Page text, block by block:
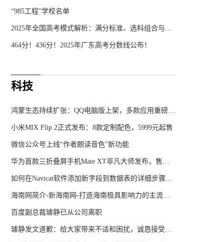
“985工程”学校名单
2025年全国高考模式解析：满分标准、选科组合与省份分布
464分！436分！2025年广东高考分数线公布！
科技
鸿蒙生态持续扩张：QQ电脑版上架，多款应用重磅更新
小米MIX Flip 2正式发布：8款定制配色，5999元起售
微信公众号上线“作者朗读音色”新功能
华为首款三折叠屏手机Mate XT非凡大师发布，售价19999元起
如何在Navicat软件添加新字段到数据表的详细步骤及教程
海南网简介-新海南网-打造海南极具影响力的主流综合门户网站
百度副总裁璩静已从公司离职
璩静发文道歉：给大家带来不适和困扰，诚恳接受批评